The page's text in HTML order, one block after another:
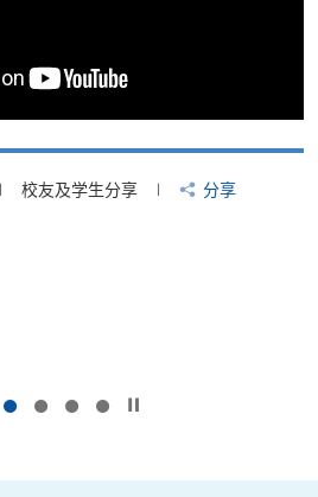
校友及学生分享 分享